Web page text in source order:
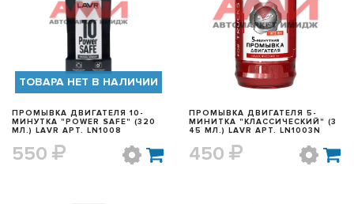
БЫСТРЫЙ ПРОСМОТР
ТОВАРА НЕТ В НАЛИЧИИ
ПРОМЫВКА ДВИГАТЕЛЯ 10-
МИНУТКА "POWER SAFE" (320
МЛ.) LAVR АРТ. LN1008
550
БЫСТРЫЙ ПРОСМОТР
ПРОМЫВКА ДВИГАТЕЛЯ 5-
МИНИТКА "КЛАССИЧЕСКИЙ" (3
45 МЛ.) LAVR АРТ. LN1003N
450